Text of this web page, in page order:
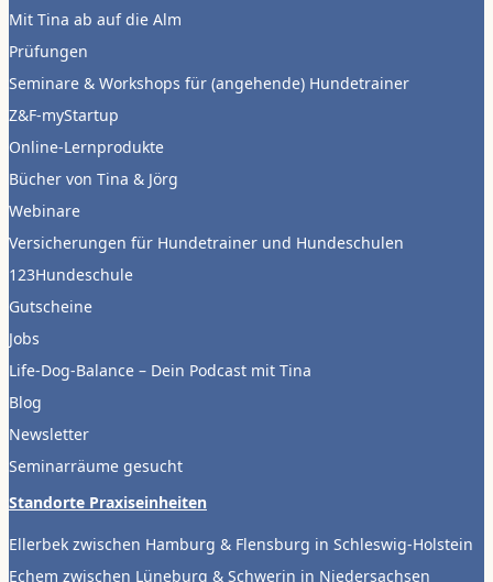
Mit Tina ab auf die Alm
Prüfungen
Seminare & Workshops für (angehende) Hundetrainer
Z&F-myStartup
Online-Lernprodukte
Bücher von Tina & Jörg
Webinare
Versicherungen für Hundetrainer und Hundeschulen
123Hundeschule
Gutscheine
Jobs
Life-Dog-Balance – Dein Podcast mit Tina
Blog
Newsletter
Seminarräume gesucht
Standorte Praxiseinheiten
Ellerbek zwischen Hamburg & Flensburg in Schleswig-Holstein
Echem zwischen Lüneburg & Schwerin in Niedersachsen